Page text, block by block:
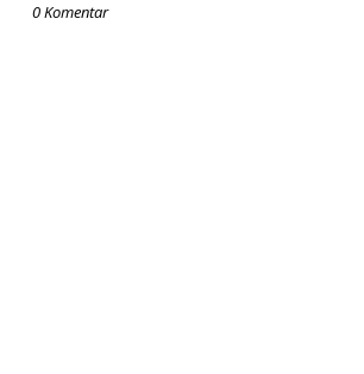
0 Komentar